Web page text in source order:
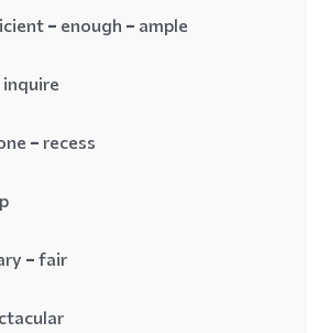
= enough = ample
= recess
= fair